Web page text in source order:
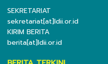
SEKRETARIAT
sekretariat[at]ldii.or.id
KIRIM BERITA
berita[at]ldii.or.id